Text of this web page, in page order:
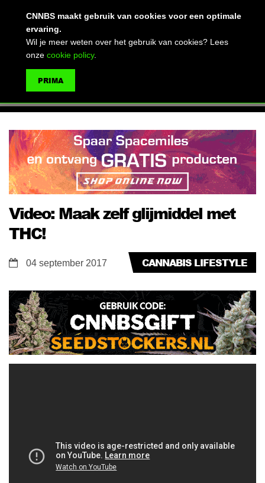
Video: Maak zelf glijmiddel met
THC!
CANNABIS LIFESTYLE
04 september 2017
CNNBS maakt gebruik van cookies voor een optimale
ervaring.
Wil je meer weten over het gebruik van cookies? Lees
onze cookie policy.
PRIMA